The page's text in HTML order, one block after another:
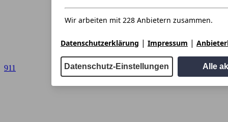
Wir arbeiten mit 228 Anbietern zusammen.
Datenschutzerklärung | Impressum |
Datenschutz-Einstellungen Alle
911